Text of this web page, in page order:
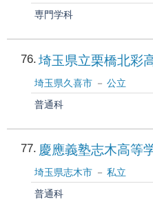
専門学科
76 埼玉県立栗橋北彩
埼玉県久喜市
公立
普通科
77 慶應義塾志木高等
埼玉県志木市
私立
普通科